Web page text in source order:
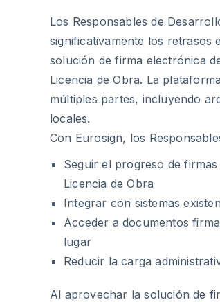
Los Responsables de
significativamente los retrasos
solución de firma electrónica
Licencia de Obra. La
múltiples partes, incluyendo
locales.
Con Eurosign, los
Seguir el progreso de
Licencia de Obra
Integrar con sistemas
Acceder a documentos
lugar
Reducir la carga
Al aprovechar la solución de